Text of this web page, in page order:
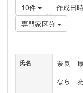
10件 作成日
専門家区分
氏名
奈良
なら